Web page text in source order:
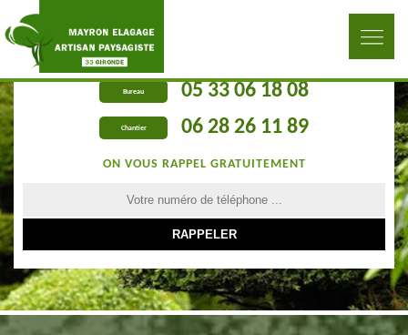
Bureau 05 33 06 18 08
Chantier 06 28 26 11 89
ON VOUS RAPPEL GRATUITEMENT